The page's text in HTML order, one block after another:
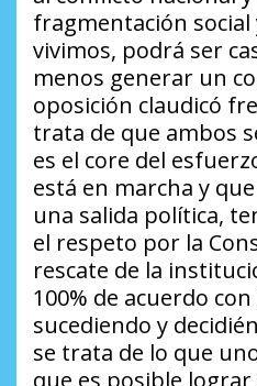
fragmentación social
vivimos, podrá ser
menos generar un
oposición claudicó
trata de que ambos
es el core del
está en marcha y
una salida política,
el respeto por la
rescate de la
100% de acuerdo
sucediendo y
se trata de lo que